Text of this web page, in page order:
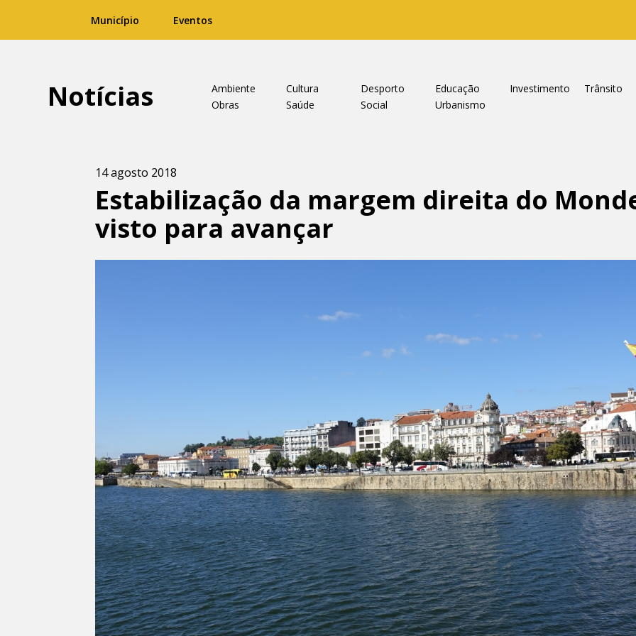
Município Eventos
Notícias Ambiente Cultura Desporto Educação Investimento
Trânsito
Obras
Saúde Social Urbanismo
14 agosto 2018
Estabilização da margem direita do
visto para avançar